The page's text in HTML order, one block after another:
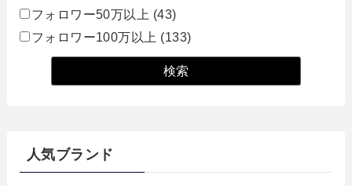
フォロワー50万以上 (43)
フォロワー100万以上 (133)
人気ブランド